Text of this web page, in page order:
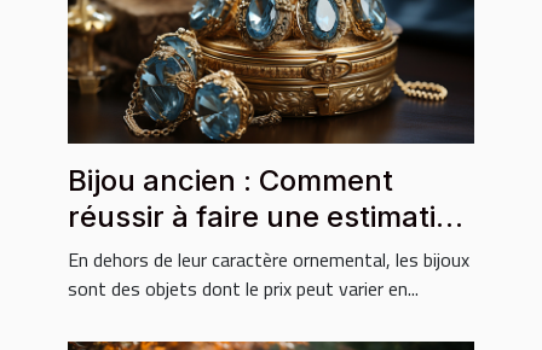
Bijou ancien : Comment
réussir à faire une estimation
sur le prix ?
En dehors de leur caractère ornemental, les bijoux
sont des objets dont le prix peut varier en...